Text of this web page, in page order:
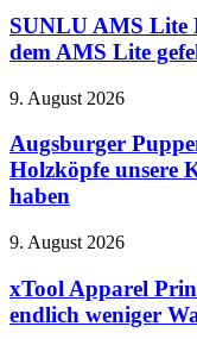
Actioncam
plötzlich
richtige
wird
Lite
Heater
im
Genau
hat
dem
AMS
gefehlt
SUNLU AMS Lite
dem AMS Lite
Augsburger
Warum
ein
paar
Holzköpfe
Kindheit
gemacht
haben
9. August 2026
Augsburger
Holzköpfe unsere
haben
xTool
Printer
Plus:
DTF-
9. August 2026
xTool Apparel
endlich weniger